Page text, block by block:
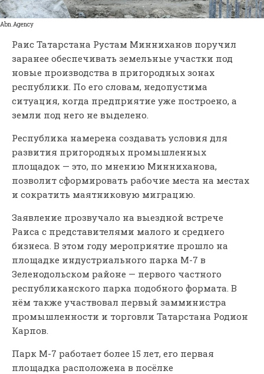
Abn.Agency
Раис Татарстана Рустам Минниханов поручил
заранее обеспечивать земельные участки под
новые производства в пригородных зонах
республики. По его словам, недопустима
ситуация, когда предприятие уже построено, а
земли под него не выделено.
Республика намерена создавать условия для
развития пригородных промышленных
площадок — это, по мнению Минниханова,
позволит сформировать рабочие места на местах
и сократить маятниковую миграцию.
Заявление прозвучало на выездной встрече
Раиса с представителями малого и среднего
бизнеса. В этом году мероприятие прошло на
площадке индустриального парка М-7 в
Зеленодольском районе — первого частного
республиканского парка подобного формата. В
нём также участвовал первый замминистра
промышленности и торговли Татарстана Родион
Карпов.
Парк М-7 работает более 15 лет, его первая
площадка расположена в посёлке